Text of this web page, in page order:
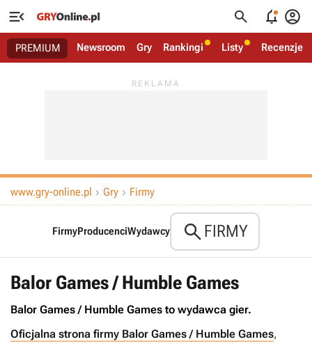
   
PREMIUM Newsroom Gry Rankingi Listy Recenzje
www.gry-online.pl  Gry  Firmy
FirmyProducenciWydawcy FIRMY
Balor Games / Humble Games
Balor Games / Humble Games to wydawca gier.
Oficjalna strona firmy Balor Games / Humble Games,